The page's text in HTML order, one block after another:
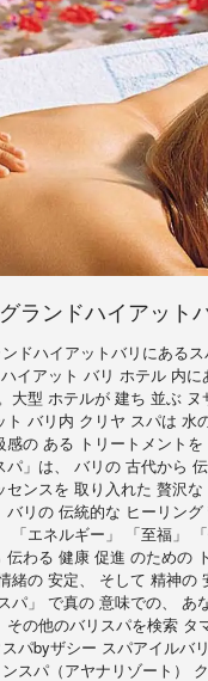
ランドハイアット
ドハイアットバリにある
イアット バリ ホテル 内に
大型 ホテルが 建ち 並ぶ ヌ
ト バリ内 クリヤ スパは 水
感の ある トリートメント
パ」は、 バリの 古代から
ンスを 取り入れた 贅沢な
バリの 伝統的な ヒーリン
「エネルギー」 「至福」
伝わる 健康 促進 のための
緒の 安定、 そして 精神の
パ」 で真の 意味での、 あ
の他のバリスパを検索 タ
パbyザシー スパアイルバ
スパ（アヤナリゾート）